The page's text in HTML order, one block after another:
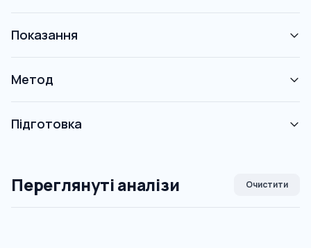
Показання
Метод
Підготовка
Переглянуті аналізи Очистити